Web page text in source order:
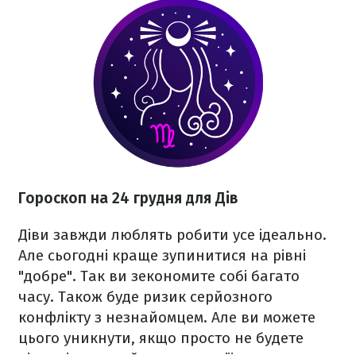
Гороскоп на 24 грудня для Дів
Діви завжди люблять робити усе ідеально.
Але сьогодні краще зупинитися на рівні
"добре". Так ви зекономите собі багато
часу. Також буде ризик серйозного
конфлікту з незнайомцем. Але ви можете
цього уникнути, якщо просто не будете